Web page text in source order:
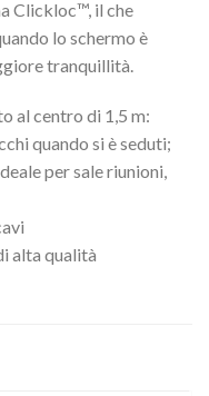
Clickloc™, il che
lo schermo è
tranquillità.
al centro di 1,5 m:
quando si è seduti;
per sale riunioni,
alta qualità